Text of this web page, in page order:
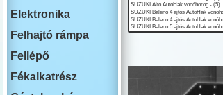
Elektronika
Felhajtó rámpa
Fellépő
Fékalkatrész